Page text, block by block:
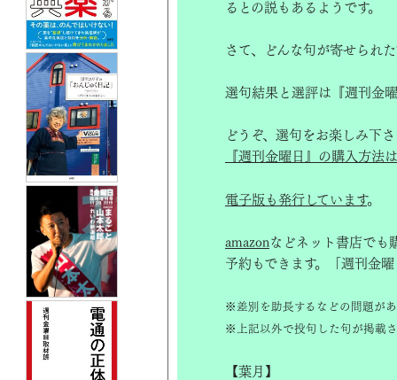
るとの説もあるようです。
さて、どんな句が寄せられ
選句結果と選評は『週刊金
どうぞ、選句をお楽しみ下
『週刊金曜日』の購入方法
電子版も発行しています。
amazon などネット書店でも
予約もできます。「週刊金
※差別を助長するなどの問題が
※上記以外で投句した句が掲載
【葉月】